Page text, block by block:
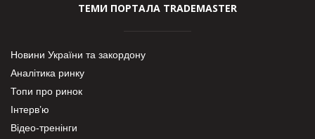
ТЕМИ ПОРТАЛА TRADEMASTER
Новини України та закордону
Аналітика ринку
Топи про ринок
Інтерв’ю
Відео-тренінги